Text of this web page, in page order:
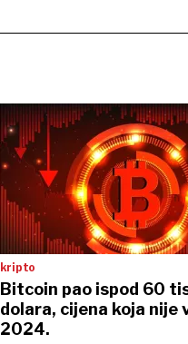
kripto
Bitcoin pao ispod 60
dolara, cijena koja nije
2024.